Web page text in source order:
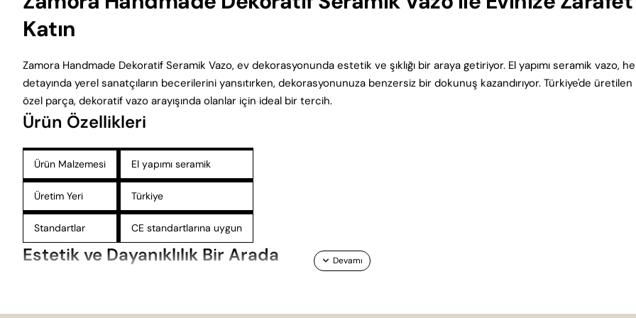
Katın
Zamora Handmade Dekoratif Seramik Vazo, ev dekorasyonunda estetik ve şıklığı bir araya getiriyor. El yapımı seramik vazo,
detayında yerel sanatçıların becerilerini yansıtırken, dekorasyonunuza benzersiz bir dokunuş kazandırıyor. Türkiye'de üretilen
özel parça, dekoratif vazo arayışında olanlar için ideal bir tercih.
Ürün Özellikleri
Ürün Malzemesi El yapımı seramik
Üretim Yeri Türkiye
Standartlar CE standartlarına uygun
Estetik ve Dayanıklılık Bir Arada